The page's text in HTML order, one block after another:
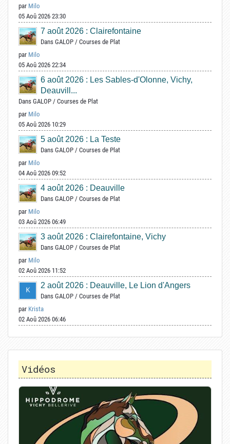
par Milo
05 Aoû 2026 23:30
7 août 2026 : Clairefontaine
Dans GALOP / Courses de Plat
par Milo
05 Aoû 2026 22:34
6 août 2026 : Les Sables-d'Olonne, Vichy,
Deauvill...
Dans GALOP / Courses de Plat
par Milo
05 Aoû 2026 10:29
5 août 2026 : La Teste
Dans GALOP / Courses de Plat
par Milo
04 Aoû 2026 09:52
4 août 2026 : Deauville
Dans GALOP / Courses de Plat
par Milo
03 Aoû 2026 06:49
3 août 2026 : Clairefontaine, Vichy
Dans GALOP / Courses de Plat
par Milo
02 Aoû 2026 11:52
2 août 2026 : Deauville, Le Lion d'Angers
Dans GALOP / Courses de Plat
par Krista
02 Aoû 2026 06:46
Vidéos